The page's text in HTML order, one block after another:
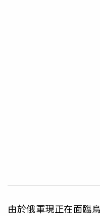
由於俄軍現正在面臨